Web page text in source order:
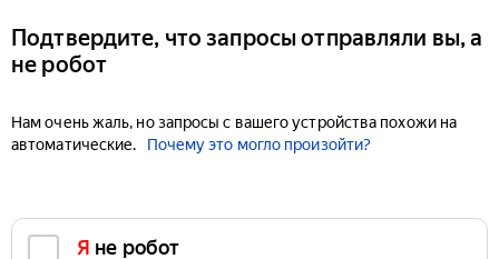
Подтвердите, что запросы отправляли вы, а
не робот
Нам очень жаль, но запросы с вашего устройства похожи на
автоматические.
Почему это могло произойти?
Я не робот